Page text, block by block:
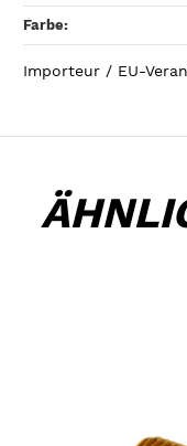
Farbe‍:
Importeur / EU-